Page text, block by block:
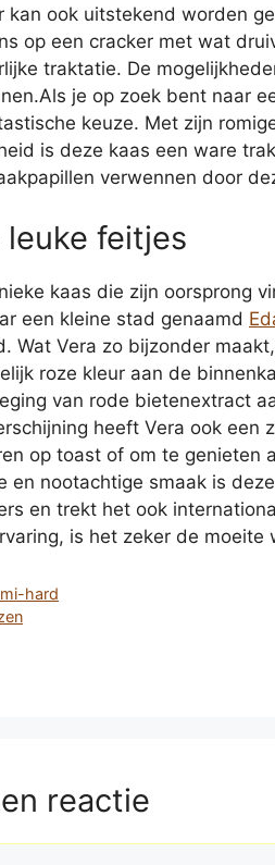
kan ook uitstekend worden
op een cracker met wat
traktatie. De
je op zoek bent naar
keuze. Met zijn
is deze kaas een ware
verwennen door
leuke feitjes
kaas die zijn oorsprong
een kleine stad genaamd
Wat Vera zo bijzonder
roze kleur aan de
van rode bietenextract
heeft Vera ook
op toast of om te genieten
en nootachtige smaak is
en trekt het ook
is het zeker de
hard
reactie